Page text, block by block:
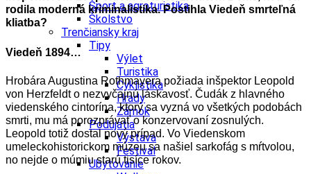
Šport a agroturistika
Školstvo
Trenčiansky kraj
Tipy
Výlet
Turistika
Cyklistika
Hrady
Zámok
Podujatia
Výstava
Festival
Ubytovanie
rodila moderná kriminalistika. Postihla Viedeň smrteľná
kliatba?
Viedeň 1894…
Hrobára Augustina Rothmayera požiada inšpektor Leopold
von Herzfeldt o nezvyčajnú láskavosť. Čudák z hlavného
viedenského cintorína, ktorý sa vyzná vo všetkých podobách
smrti, mu má porozprávať o konzervovaní zosnulých.
Leopold totiž dostal nový prípad. Vo Viedenskom
umeleckohistorickom múzeu sa našiel sarkofág s mŕtvolou,
no nejde o múmiu starú tisíce rokov.